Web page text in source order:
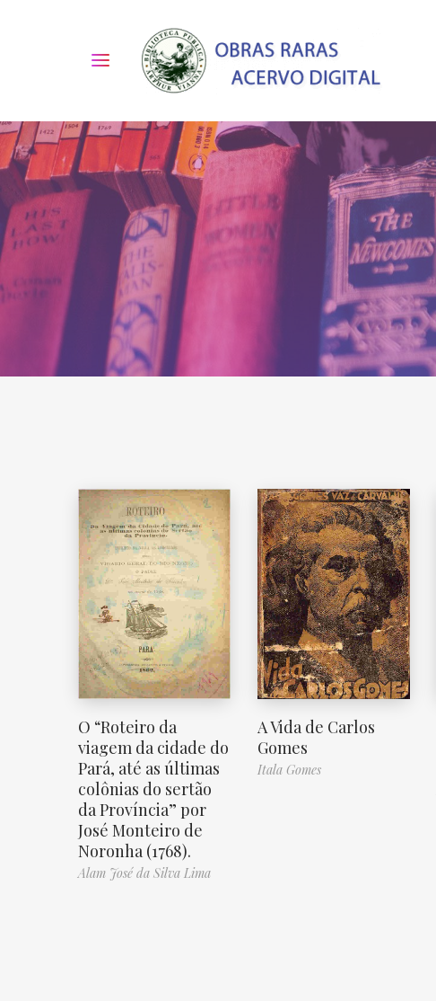
O “Roteiro da
viagem da cidade do
Pará, até as últimas
colônias do sertão
da Província” por
José Monteiro de
Noronha (1768).
Alam José da Silva Lima
A Vida de Carlos
Gomes
Itala Gomes